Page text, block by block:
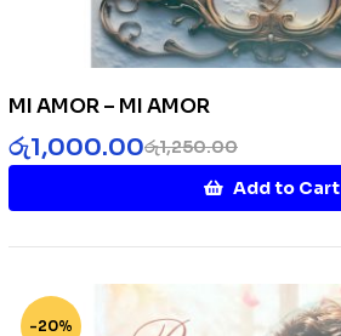
MI AMOR – MI AMOR
රු1,250.00
රු1,000.00
Add to Cart
-20%